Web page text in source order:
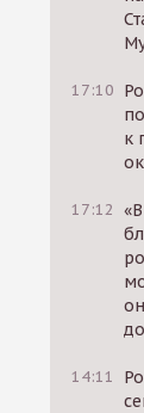
17:10
к
17:12
14:11